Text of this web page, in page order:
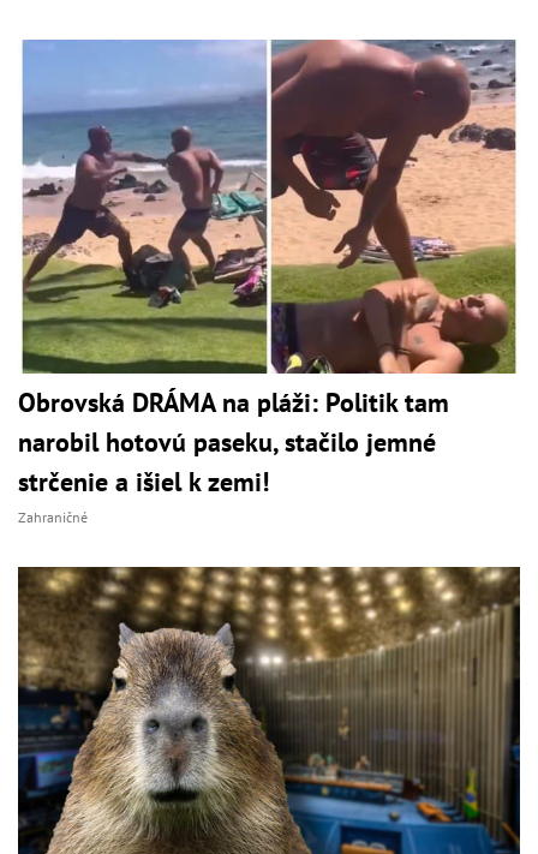
Obrovská DRÁMA na pláži: Politik tam
narobil hotovú paseku, stačilo jemné
strčenie a išiel k zemi!
Zahraničné